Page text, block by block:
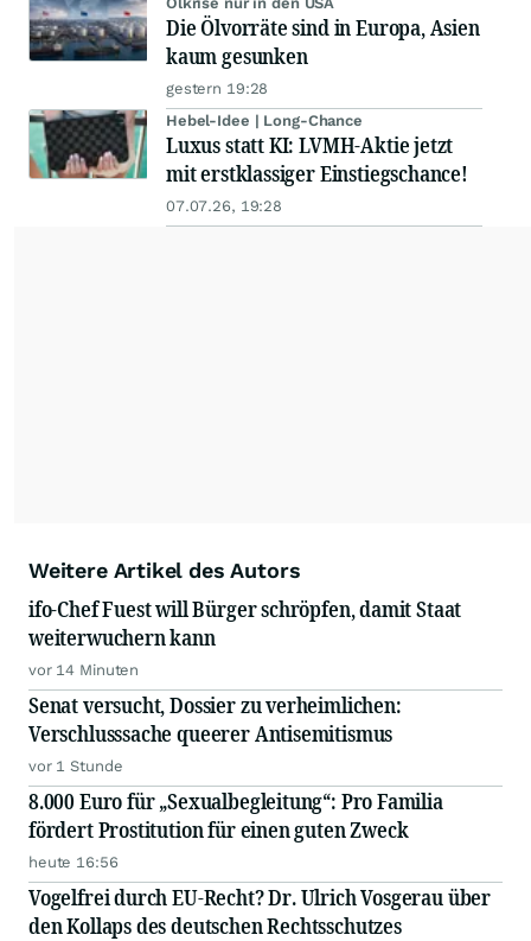
Die Ölvorräte sind in Europa, Asien
kaum gesunken
gestern 19:28
Hebel-Idee | Long-Chance
Luxus statt KI: LVMH-Aktie jetzt
mit erstklassiger Einstiegschance!
07.07.26, 19:28
Weitere Artikel des Autors
ifo-Chef Fuest will Bürger schröpfen, damit Staat
weiterwuchern kann
vor 14 Minuten
Senat versucht, Dossier zu verheimlichen:
Verschlusssache queerer Antisemitismus
vor 1 Stunde
8.000 Euro für „Sexualbegleitung“: Pro Familia
fördert Prostitution für einen guten Zweck
heute 16:56
Vogelfrei durch EU-Recht? Dr. Ulrich Vosgerau über
den Kollaps des deutschen Rechtsschutzes